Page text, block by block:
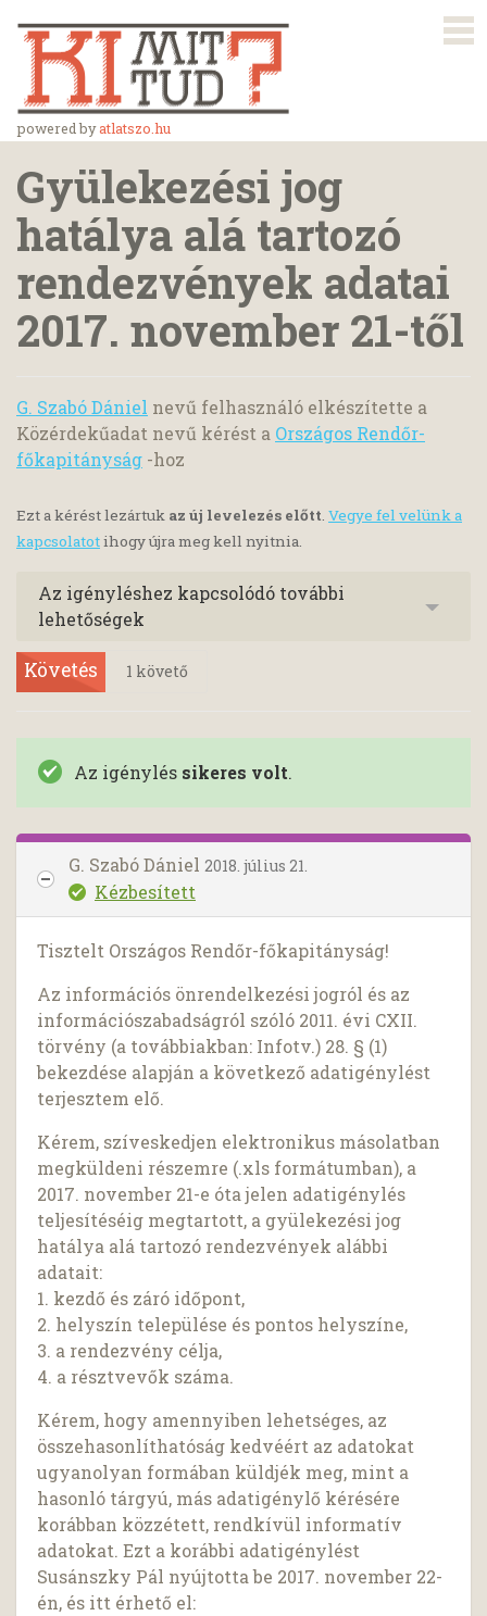
powered byatlatszo.hu
Gyülekezési jog
hatálya alá tartozó
rendezvények adatai
2017. november 21-től
G. Szabó Dániel nevű felhasználó elkészítette a
Közérdekűadat nevű kérést a Országos Rendőr-
főkapitányság -hoz
Ezt a kérést lezártuk az új levelezés előtt. Vegye fel velünk a
kapcsolatotihogy újra meg kell nyitnia.
Az igényléshez kapcsolódó további
lehetőségek
Követés 1 követő
Az igénylés sikeres volt.
G. Szabó Dániel 2018. július 21.
Kézbesített
Tisztelt Országos Rendőr-főkapitányság!
Az információs önrendelkezési jogról és az
információszabadságról szóló 2011. évi CXII.
törvény (a továbbiakban: Infotv.) 28. § (1)
bekezdése alapján a következő adatigénylést
terjesztem elő.
Kérem, szíveskedjen elektronikus másolatban
megküldeni részemre (.xls formátumban), a
2017. november 21-e óta jelen adatigénylés
teljesítéséig megtartott, a gyülekezési jog
hatálya alá tartozó rendezvények alábbi
adatait:
1. kezdő és záró időpont,
2. helyszín települése és pontos helyszíne,
3. a rendezvény célja,
4. a résztvevők száma.
Kérem, hogy amennyiben lehetséges, az
összehasonlíthatóság kedvéért az adatokat
ugyanolyan formában küldjék meg, mint a
hasonló tárgyú, más adatigénylő kérésére
korábban közzétett, rendkívül informatív
adatokat. Ezt a korábbi adatigénylést
Susánszky Pál nyújtotta be 2017. november 22-
én, és itt érhető el: